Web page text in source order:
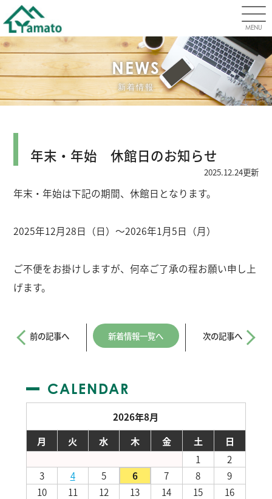
MENU
NEWS
新着情報
年末・年始 休館日のお知らせ
2025.12.24更新
年末・年始は下記の期間、休館日となります。
2025年12月28日（日）～2026年1月5日（月）
ご不便をお掛けしますが、何卒ご了承の程お願い申し上
げます。
前の記事へ 新着情報一覧へ 次の記事へ
CALENDAR
2026年8月
月
火 水 木 金 土
日
1
2
3
4 5 6 7 8
9
10
11 12 13 14 15
16